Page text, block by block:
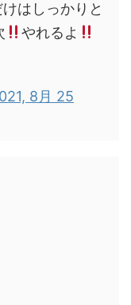
はしっかりと
やれるよ
8月 25